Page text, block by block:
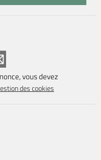
vous devez
des cookies